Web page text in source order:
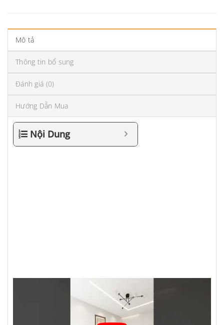
Mô tả
Thông tin bổ sung
Đánh giá (0)
Hướng Dẫn Mua
Nội Dung